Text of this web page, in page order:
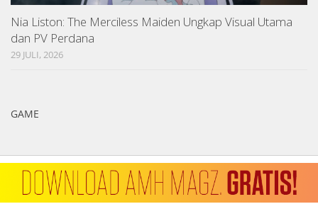
Nia Liston: The Merciless Maiden Ungkap Visual Utama
dan PV Perdana
29 JULI, 2026
GAME